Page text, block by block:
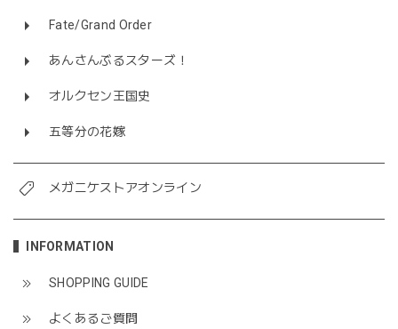
Fate/Grand Order
あんさんぶるスターズ！
オルクセン王国史
五等分の花嫁
メガニケストアオンライン
INFORMATION
SHOPPING GUIDE
よくあるご質問